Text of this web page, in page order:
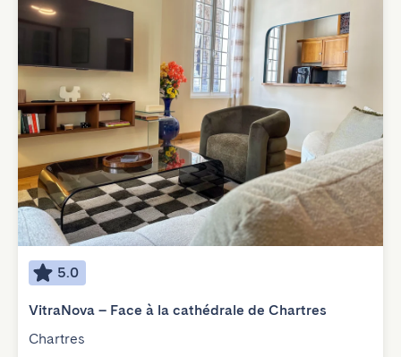
5.0
VitraNova – Face à la cathédrale de Chartres
Chartres